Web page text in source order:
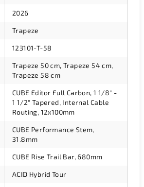
2026
Trapeze
123101-T-58
Trapeze 50 cm, Trapeze 54 cm,
Trapeze 58 cm
CUBE Editor Full Carbon, 1 1/8" -
1 1/2" Tapered, Internal Cable
Routing, 12x100mm
CUBE Performance Stem,
31.8mm
CUBE Rise Trail Bar, 680mm
ACID Hybrid Tour